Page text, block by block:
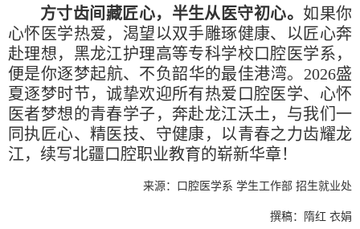
方寸齿间藏匠心，半生从医守初心。 如果你
心怀医学热爱，渴望以双手雕琢健康、以匠心奔
赴理想，黑龙江护理高等专科学校口腔医学系，
便是你逐梦起航、不负韶华的最佳港湾。2026盛
夏逐梦时节，诚挚欢迎所有热爱口腔医学、心怀
医者梦想的青春学子，奔赴龙江沃土，与我们一
同执匠心、精医技、守健康，以青春之力齿耀龙
江，续写北疆口腔职业教育的崭新华章！
来源：口腔医学系 学生工作部 招生就业处
撰稿：隋红 衣娟